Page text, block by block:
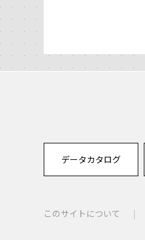
データカタログ
このサイトについて